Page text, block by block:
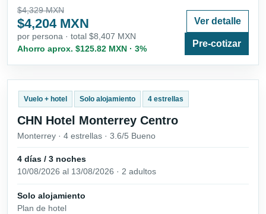
$4,329 MXN
$4,204 MXN
por persona · total $8,407 MXN
Ahorro aprox. $125.82 MXN · 3%
Ver detalle
Pre-cotizar
Vuelo + hotel Solo alojamiento 4 estrellas
CHN Hotel Monterrey Centro
Monterrey · 4 estrellas · 3.6/5 Bueno
4 días / 3 noches
10/08/2026 al 13/08/2026 · 2 adultos
Solo alojamiento
Plan de hotel